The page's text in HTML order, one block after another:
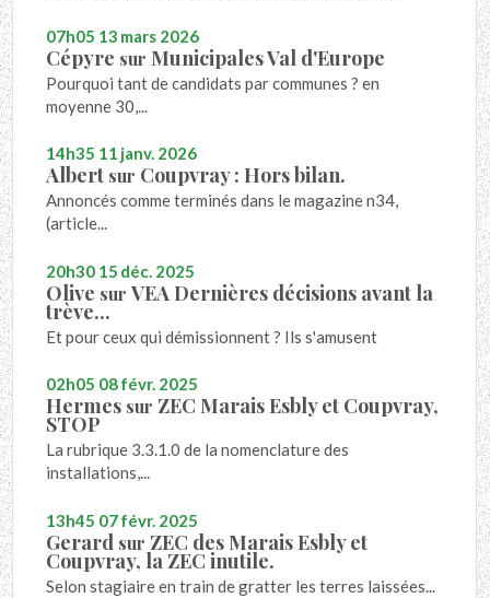
07h05 13 mars 2026
Cépyre sur Municipales Val d'Europe
Pourquoi tant de candidats par communes ? en
moyenne 30,...
14h35 11 janv. 2026
Albert sur Coupvray : Hors bilan.
Annoncés comme terminés dans le magazine n34,
(article...
20h30 15 déc. 2025
Olive surVEA Dernières décisions avant la
trève...
Et pour ceux qui démissionnent ? Ils s'amusent
02h05 08févr. 2025
Hermes sur ZEC Marais Esbly et Coupvray,
STOP
La rubrique 3.3.1.0 de la nomenclature des
installations,...
13h45 07févr. 2025
Gerard sur ZEC des Marais Esbly et
Coupvray, la ZEC inutile.
Selon stagiaire en train de gratter les terres laissées...